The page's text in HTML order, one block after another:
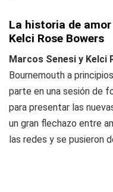
La historia de
Kelci Rose Bowers
Marcos Senesi y Kelci
Bournemouth a
parte en una sesión de
para presentar las
un gran flechazo entre
las redes y se pusieron